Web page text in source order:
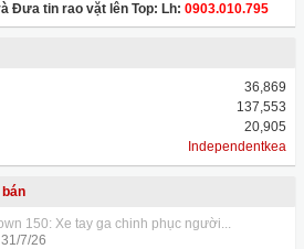
Đưa tin rao vặt lên Top: Lh: 0903.010.795
36,869
137,553
20,905
Independentkea
150: Xe tay ga chinh phục người...
31/7/26